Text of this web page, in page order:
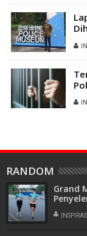
RANDOM
Grand